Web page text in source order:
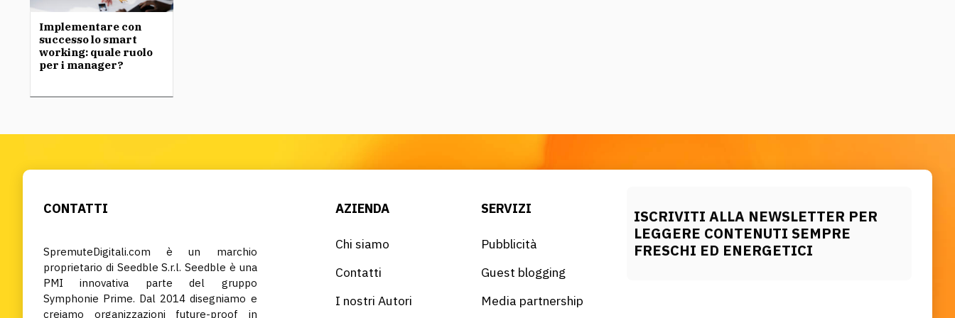
Implementare con
successo lo smart
working: quale ruolo
per i manager?
CONTATTI
SpremuteDigitali.com è un marchio
proprietario di Seedble S.r.l. Seedble è una
PMI innovativa parte del gruppo
Symphonie Prime. Dal 2014 disegniamo e
creiamo organizzazioni future-proof in
AZIENDA
Chi siamo
Contatti
I nostri Autori
SERVIZI
Pubblicità
Guest blogging
Media partnership
ISCRIVITI ALLA NEWSLETTER PER
LEGGERE CONTENUTI SEMPRE
FRESCHI ED ENERGETICI